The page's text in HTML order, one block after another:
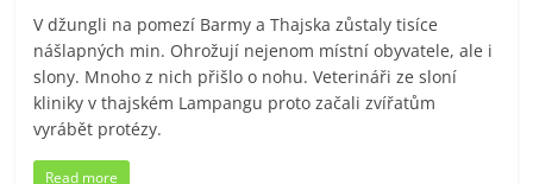
V džungli na pomezí Barmy a Thajska zůstaly tisíce
nášlapných min. Ohrožují nejenom místní obyvatele, ale i
slony. Mnoho z nich přišlo o nohu. Veterináři ze sloní
kliniky v thajském Lampangu proto začali zvířatům
vyrábět protézy.
Read more